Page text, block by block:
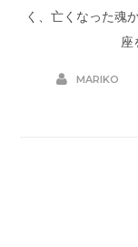
く、亡くなった魂
座
MARIKO